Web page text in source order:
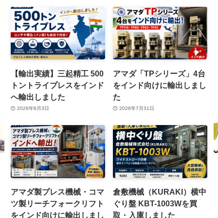
【輸出実績】三起精工 500
トントライプレスをインド
へ輸出しました
2026年8月3日
アマダ「TPシリーズ」4台
をインド向けに輸出しまし
た
2026年7月31日
アマダ製プレス機械・コマ
ツ製リーチフォークリフト
をインド向けに輸出しまし
倉敷機械（KURAKI）横中
ぐり盤 KBT-1003Wを買
取・入庫しました